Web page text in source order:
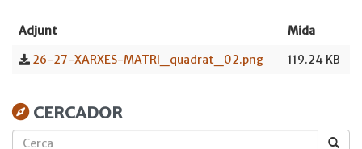
Adjunt
Mida
26-27-XARXES-MATRI_quadrat_02.png
119.24 KB
CERCADOR